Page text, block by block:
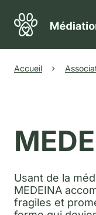
Accueil
Usant de la
MEDEINA
fragiles et